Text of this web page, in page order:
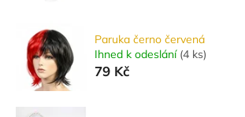
Paruka černo červená
Ihned k odeslání (4 ks)
79 Kč